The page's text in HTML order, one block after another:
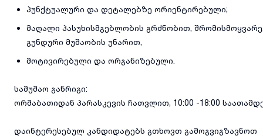
პუნქტუალური და დეტალებზე ორიენტირებული;
მაღალი პასუხისმგებლობის გრძნობით,
გუნდური მუშაობის უნარით,
მოტივირებული და ორგანიზებული.
სამუშაო განრიგი:
ორშაბათიდან პარასკევის ჩათვლით, 10:00 -18:00
დაინტერესებულ კანდიდატებს გთხოვთ გამოგვიგზავნოთ